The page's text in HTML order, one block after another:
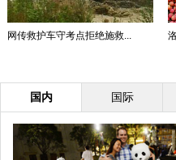
网传救护车守考点拒绝施救...
国内 国际